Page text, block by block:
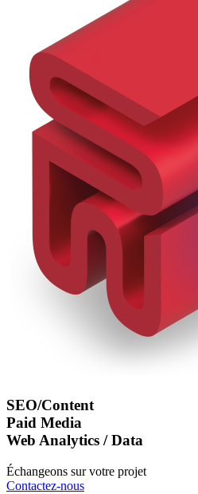
SEO/Content
Paid Media
Web Analytics / Data
Échangeons sur votre projet
Contactez-nous